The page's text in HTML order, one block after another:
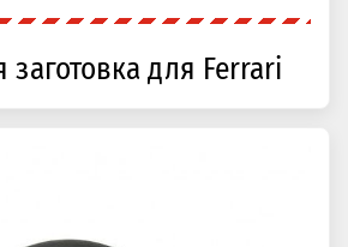
заготовка для Ferrari